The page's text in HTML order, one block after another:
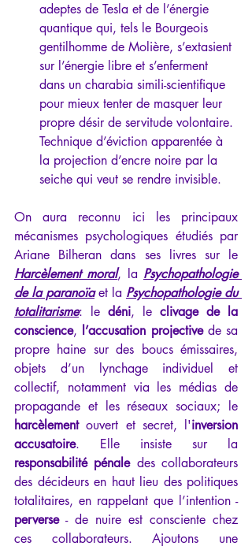
adeptes de Tesla et de l’énergie
quantique qui, tels le Bourgeois
gentilhomme de Molière, s’extasient
sur l’énergie libre et s’enferment
dans un charabia simili-scientifique
pour mieux tenter de masquer leur
propre désir de servitude volontaire.
Technique d’éviction apparentée à
la projection d’encre noire par la
seiche qui veut se rendre invisible.
On aura reconnu ici les principaux
mécanismes psychologiques étudiés par
Harcèlement moral, la Psychopathologie
de la paranoïa et la Psychopathologie du
totalitarisme: le déni, le clivage de la
conscience, l’accusation projective de sa
propre haine sur des boucs émissaires,
objets d’un lynchage individuel et
collectif, notamment via les médias de
harcèlement ouvert et secret, l'inversion
accusatoire
responsabilité pénale des collaborateurs
des décideurs en haut lieu des politiques
totalitaires, en rappelant que l’intention -
perverse - de nuire est consciente chez